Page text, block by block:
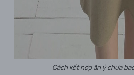
Cách kết hợp ăn ý chưa